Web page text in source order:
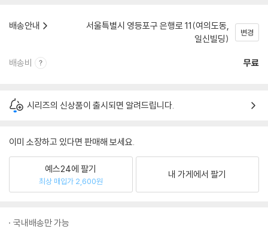
배송안내
서울특별시 영등포구 은행로 11(여의도동,
일신빌딩)
변경
배송비 무료
시리즈의 신상품이 출시되면 알려드립니다.
이미 소장하고 있다면 판매해 보세요.
예스24에 팔기
최상 매입가 2,600원
내 가게에서 팔기
국내배송만 가능